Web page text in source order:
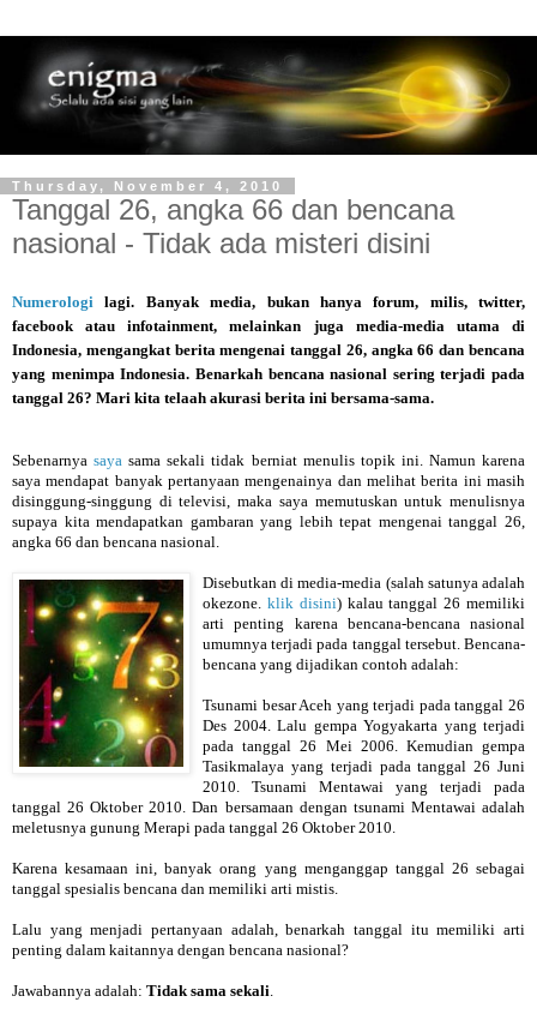
Thursday, November 4, 2010
Tanggal 26, angka 66 dan bencana
nasional - Tidak ada misteri disini
Numerologi lagi. Banyak media, bukan hanya forum, milis, twitter,
facebook atau infotainment, melainkan juga media-media utama di
Indonesia, mengangkat berita mengenai tanggal 26, angka 66 dan bencana
yang menimpa Indonesia. Benarkah bencana nasional sering terjadi pada
tanggal 26? Mari kita telaah akurasi berita ini bersama-sama.
Sebenarnyasaya sama sekali tidak berniat menulis topik ini. Namun karena
saya mendapat banyak pertanyaan mengenainya dan melihat berita ini masih
disinggung-singgung di televisi, maka saya memutuskan untuk menulisnya
supaya kita mendapatkan gambaran yang lebih tepat mengenai tanggal 26,
angka 66 dan bencana nasional.
Disebutkan di media-media (salah satunya adalah
okezone. klik disini) kalau tanggal 26 memiliki
arti penting karena bencana-bencana nasional
umumnya terjadi pada tanggal tersebut. Bencana-
bencana yang dijadikan contoh adalah:
Tsunami besar Aceh yang terjadi pada tanggal 26
Des 2004. Lalu gempa Yogyakarta yang terjadi
pada tanggal 26 Mei 2006. Kemudian gempa
Tasikmalaya yang terjadi pada tanggal 26 Juni
2010. Tsunami Mentawai yang terjadi pada
tanggal 26 Oktober 2010. Dan bersamaan dengan tsunami Mentawai adalah
meletusnya gunung Merapi pada tanggal 26 Oktober 2010.
Karena kesamaan ini, banyak orang yang menganggap tanggal 26 sebagai
tanggal spesialis bencana dan memiliki arti mistis.
Lalu yang menjadi pertanyaan adalah, benarkah tanggal itu memiliki arti
penting dalam kaitannya dengan bencana nasional?
Jawabannya adalah: Tidak sama sekali